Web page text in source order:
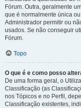
Fórum. Outra, geralmente
que é normalmente única
Administrador permitir ou
usados. Se não conseguir
Fórum.
Topo
O que é e como posso
De uma forma geral, o
Classificação (as
nos Tópicos e no Perfil,
Classificação existentes,